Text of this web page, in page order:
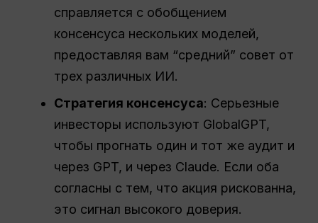
справляется с обобщением
консенсуса нескольких моделей,
предоставляя вам “средний” совет от
трех различных ИИ.
Стратегия консенсуса: Серьезные
инвесторы используют GlobalGPT,
чтобы прогнать один и тот же аудит и
через GPT, и через Claude. Если оба
согласны с тем, что акция рискованна,
это сигнал высокого доверия.